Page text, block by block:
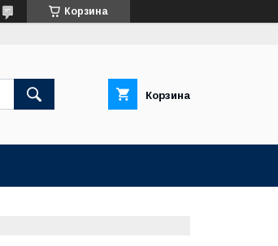
Корзина
Корзина